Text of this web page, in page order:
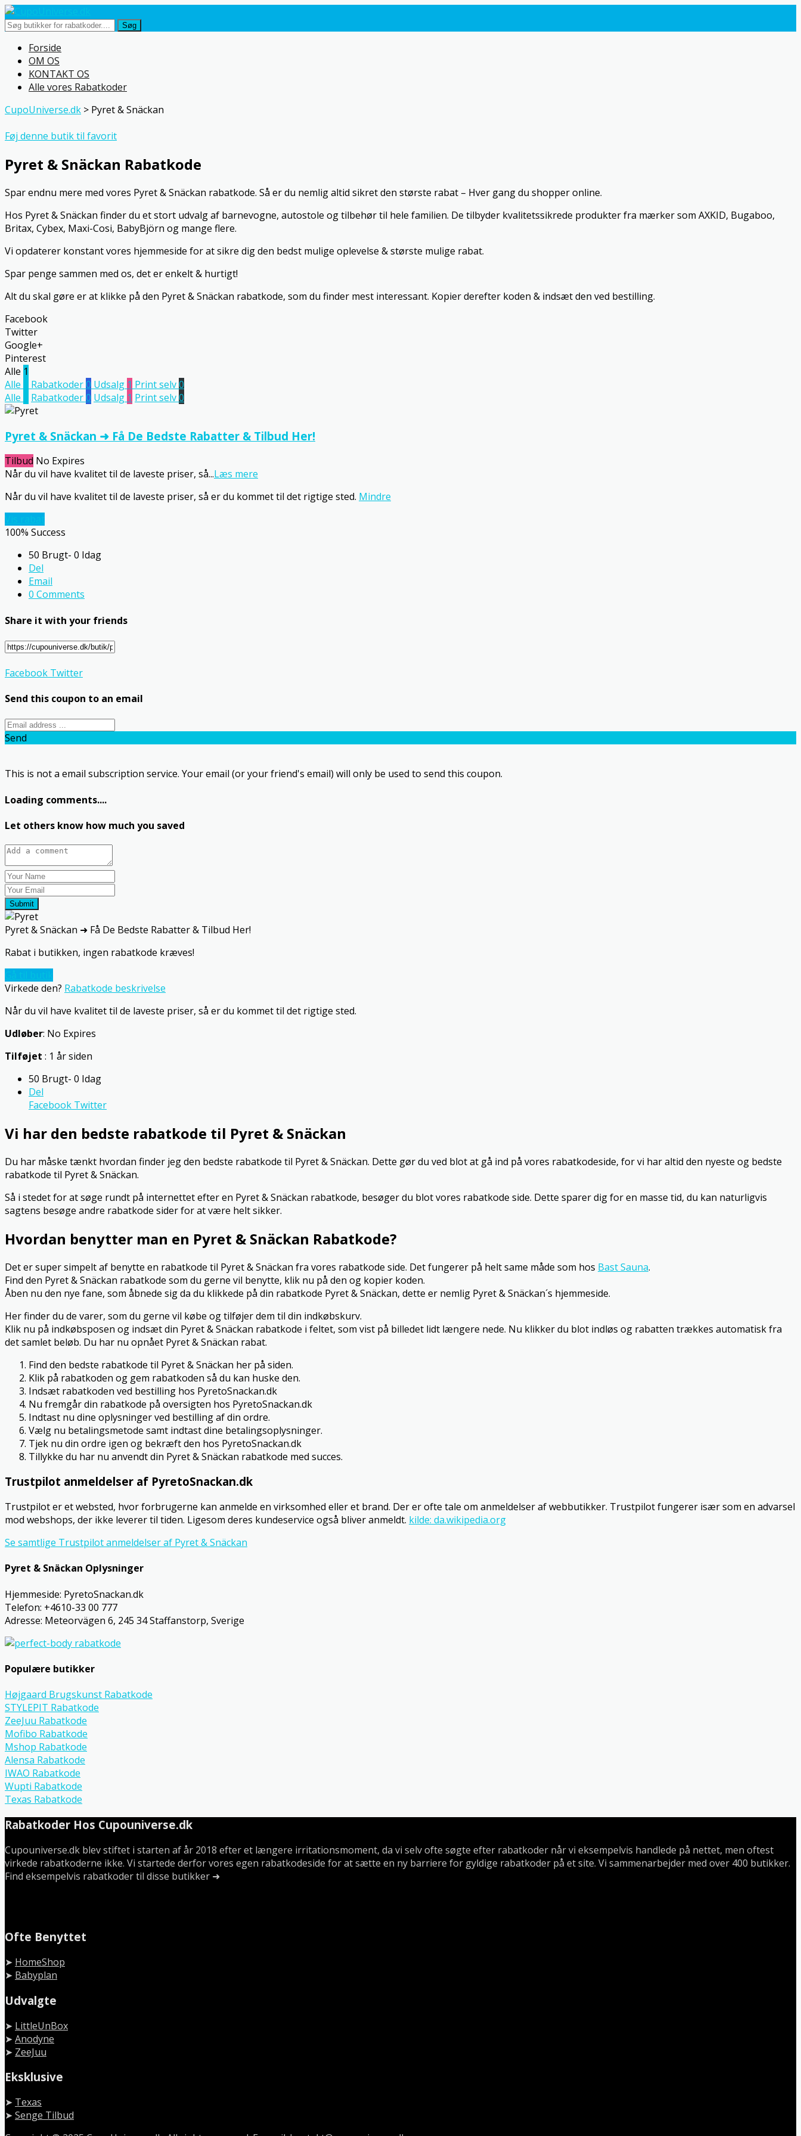
Søg
Skip
content
Forside
OM OS
KONTAKT OS
Alle vores Rabatkoder
CupoUniverse.dk > Pyret & Snäckan
Føj denne butik til favorit
Pyret & Snäckan Rabatkode
Spar endnu mere med vores Pyret & Snäckan rabatkode. Så er du nemlig altid sikret den største rabat – Hver gang du shopper online.
Hos Pyret & Snäckan finder du et stort udvalg af barnevogne, autostole og tilbehør til hele familien. De tilbyder kvalitetssikrede produkter fra mærker som AXKID, Bugaboo,
Britax, Cybex, Maxi-Cosi, BabyBjörn og mange flere.
Vi opdaterer konstant vores hjemmeside for at sikre dig den bedst mulige oplevelse & største mulige rabat.
Spar penge sammen med os, det er enkelt & hurtigt!
Alt du skal gøre er at klikke på den Pyret & Snäckan rabatkode, som du finder mest interessant. Kopier derefter koden & indsæt den ved bestilling.
Facebook
Twitter
Google+
Pinterest
Alle 1
Alle
Rabatkoder0 Udsalg 1 Print selv0
Alle
Rabatkoder0 Udsalg 1 Print selv0
Pyret & Snäckan ➜ Få De Bedste Rabatter & Tilbud Her!
Tilbud No Expires
Når du vil have kvalitet til de laveste priser, så...Læs mere
Når du vil have kvalitet til de laveste priser, så er du kommet til det rigtige sted. Mindre
100% Success
50 Brugt- 0 Idag
Del
Email
0 Comments
Share it with your friends
Facebook Twitter
Send this coupon to an email
Send
This is not a email subscription service. Your email (or your friend's email) will only be used to send this coupon.
Loading comments....
Let others know how much you saved
Submit
Pyret & Snäckan ➜ Få De Bedste Rabatter & Tilbud Her!
Rabat i butikken, ingen rabatkode kræves!
Virkede den? Rabatkode beskrivelse
Når du vil have kvalitet til de laveste priser, så er du kommet til det rigtige sted.
Udløber: No Expires
Tilføjet : 1 år siden
50 Brugt- 0 Idag
Del
Facebook Twitter
Vi har den bedste rabatkode til Pyret & Snäckan
Du har måske tænkt hvordan finder jeg den bedste rabatkode til Pyret & Snäckan. Dette gør du ved blot at gå ind på vores rabatkodeside, for vi har altid den nyeste og bedste
rabatkode til Pyret & Snäckan.
Så i stedet for at søge rundt på internettet efter en Pyret & Snäckan rabatkode, besøger du blot vores rabatkode side. Dette sparer dig for en masse tid, du kan naturligvis
sagtens besøge andre rabatkode sider for at være helt sikker.
Hvordan benytter man en Pyret & Snäckan Rabatkode?
Det er super simpelt af benytte en rabatkode til Pyret & Snäckan fra vores rabatkode side. Det fungerer på helt same måde som hos Bast Sauna.
Find den Pyret & Snäckan rabatkode som du gerne vil benytte, klik nu på den og kopier koden.
Åben nu den nye fane, som åbnede sig da du klikkede på din rabatkode Pyret & Snäckan, dette er nemlig Pyret & Snäckan´s hjemmeside.
Her finder du de varer, som du gerne vil købe og tilføjer dem til din indkøbskurv.
Klik nu på indkøbsposen og indsæt din Pyret & Snäckan rabatkode i feltet, som vist på billedet lidt længere nede. Nu klikker du blot indløs og rabatten trækkes automatisk fra
det samlet beløb. Du har nu opnået Pyret & Snäckan rabat.
Find den bedste rabatkode til Pyret & Snäckan her på siden.
Klik på rabatkoden og gem rabatkoden så du kan huske den.
Indsæt rabatkoden ved bestilling hos PyretoSnackan.dk
Nu fremgår din rabatkode på oversigten hos PyretoSnackan.dk
Indtast nu dine oplysninger ved bestilling af din ordre.
Vælg nu betalingsmetode samt indtast dine betalingsoplysninger.
Tjek nu din ordre igen og bekræft den hos PyretoSnackan.dk
Tillykke du har nu anvendt din Pyret & Snäckan rabatkode med succes.
Trustpilot anmeldelser af PyretoSnackan.dk
Trustpilot er et websted, hvor forbrugerne kan anmelde en virksomhed eller et brand. Der er ofte tale om anmeldelser af webbutikker. Trustpilot fungerer især som en advarsel
mod webshops, der ikke leverer til tiden. Ligesom deres kundeservice også bliver anmeldt. kilde: da.wikipedia.org
Se samtlige Trustpilot anmeldelser af Pyret & Snäckan
Pyret & Snäckan Oplysninger
Hjemmeside: PyretoSnackan.dk
Telefon: +4610-33 00 777
Adresse: Meteorvägen 6, 245 34 Staffanstorp, Sverige
Populære butikker
Højgaard Brugskunst Rabatkode
STYLEPIT Rabatkode
ZeeJuu Rabatkode
Mofibo Rabatkode
Mshop Rabatkode
Alensa Rabatkode
IWAO Rabatkode
Wupti Rabatkode
Texas Rabatkode
Rabatkoder Hos Cupouniverse.dk
Cupouniverse.dk blev stiftet i starten af år 2018 efter et længere irritationsmoment, da vi selv ofte søgte efter rabatkoder når vi eksempelvis handlede på nettet, men oftest
virkede rabatkoderne ikke. Vi startede derfor vores egen rabatkodeside for at sætte en ny barriere for gyldige rabatkoder på et site. Vi sammenarbejder med over 400 butikker.
Find eksempelvis rabatkoder til disse butikker ➜
Ofte Benyttet
➤ HomeShop
➤ Babyplan
Udvalgte
➤ LittleUnBox
➤ Anodyne
➤ ZeeJuu
Eksklusive
➤ Texas
➤ Senge Tilbud